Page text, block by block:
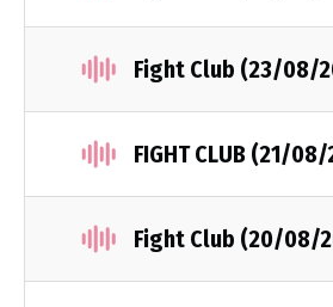
Fight Club (23/08/
FIGHT CLUB (21/
Fight Club (20/08/